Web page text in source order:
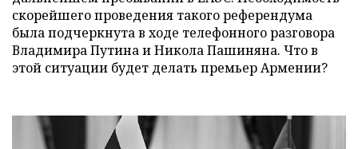
скорейшего проведения такого референдума
была подчеркнута в ходе телефонного разговора
Владимира Путина и Никола Пашиняна. Что в
этой ситуации будет делать премьер Армении?